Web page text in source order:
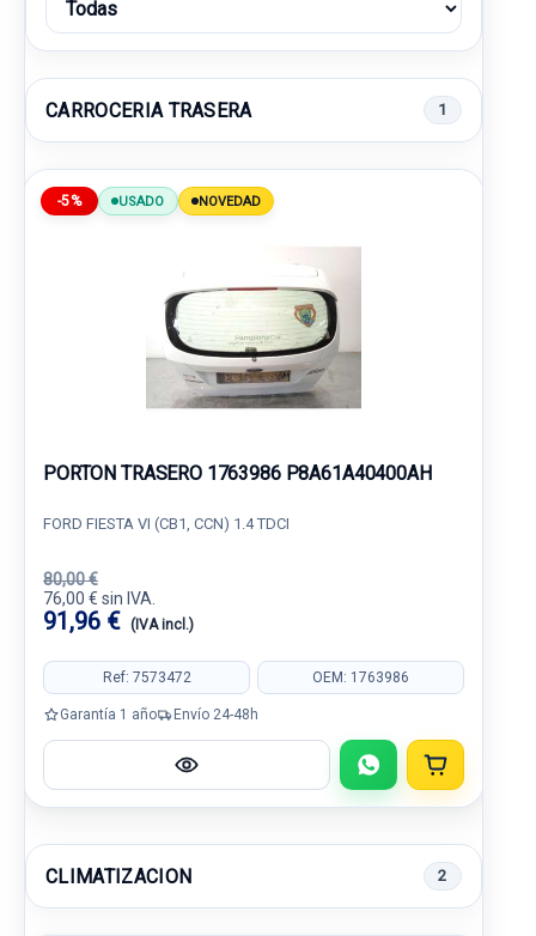
CARROCERIA TRASERA 1
-5% USADO NOVEDAD
PORTON TRASERO 1763986 P8A61A40400AH
FORD FIESTA VI (CB1, CCN) 1.4 TDCI
80,00 €
76,00 € sin IVA.
91,96 € (IVA incl.)
Ref: 7573472 OEM: 1763986
Garantía 1 año Envío 24-48h
CLIMATIZACION 2